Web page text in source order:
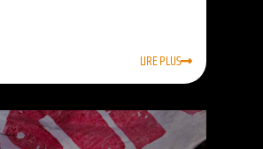
LIRE PLUS